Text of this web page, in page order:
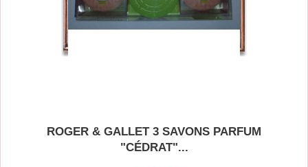
ROGER & GALLET 3 SAVONS PARFUM
"CÉDRAT"...